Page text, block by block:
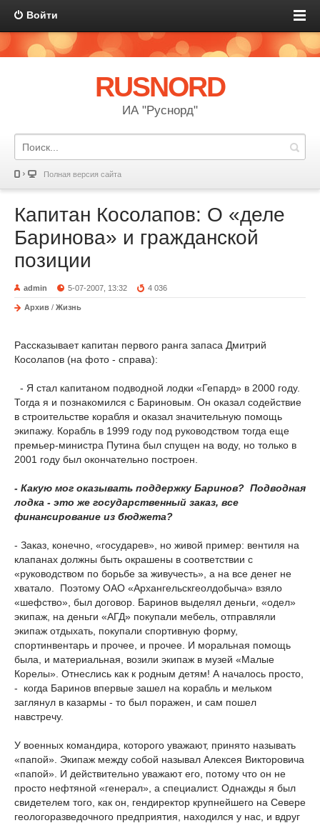
Войти
RUSNORD
ИА "Руснорд"
Полная версия сайта
Капитан Косолапов: О «деле
Баринова» и гражданской
позиции
admin 5-07-2007, 13:32 4 036
Архив / Жизнь
Рассказывает капитан первого ранга запаса Дмитрий
Косолапов (на фото - справа):
- Я стал капитаном подводной лодки «Гепард» в 2000 году.
Тогда я и познакомился с Бариновым. Он оказал содействие
в строительстве корабля и оказал значительную помощь
экипажу. Корабль в 1999 году под руководством тогда еще
премьер-министра Путина был спущен на воду, но только в
2001 году был окончательно построен.
- Какую мог оказывать поддержку Баринов? Подводная
лодка - это же государственный заказ, все
финансирование из бюджета?
- Заказ, конечно, «государев», но живой пример: вентиля на
клапанах должны быть окрашены в соответствии с
«руководством по борьбе за живучесть», а на все денег не
хватало. Поэтому ОАО «Архангельскгеолдобыча» взяло
«шефство», был договор. Баринов выделял деньги, «одел»
экипаж, на деньги «АГД» покупали мебель, отправляли
экипаж отдыхать, покупали спортивную форму,
спортинвентарь и прочее, и прочее. И моральная помощь
была, и материальная, возили экипаж в музей «Малые
Корелы». Отнеслись как к родным детям! А началось просто,
- когда Баринов впервые зашел на корабль и мельком
заглянул в казармы - то был поражен, и сам пошел
навстречу.
У военных командира, которого уважают, принято называть
«папой». Экипаж между собой называл Алексея Викторовича
«папой». И действительно уважают его, потому что он не
просто нефтяной «генерал», а специалист. Однажды я был
свидетелем того, как он, гендиректор крупнейшего на Севере
геологоразведочного предприятия, находился у нас, и вдруг